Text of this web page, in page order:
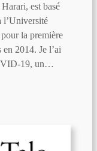
est basé
l’Université
la première
2014. Je l’ai
19, un…